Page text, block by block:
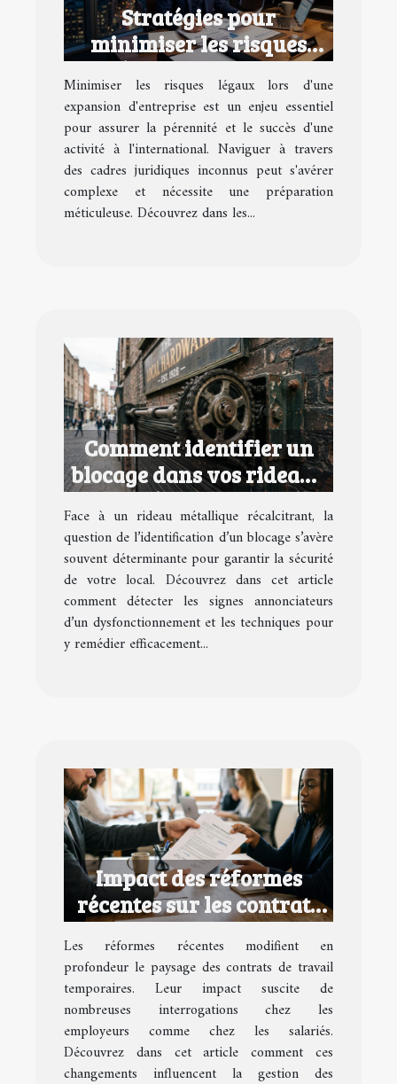
Stratégies pour
minimiser les risques
légaux lors d'une
expansion d'entreprise
Minimiser les risques légaux lors d'une
expansion d'entreprise est un enjeu essentiel
pour assurer la pérennité et le succès d'une
activité à l'international. Naviguer à travers
des cadres juridiques inconnus peut s'avérer
complexe et nécessite une préparation
méticuleuse. Découvrez dans les...
Comment identifier un
blocage dans vos rideaux
métalliques ?
Face à un rideau métallique récalcitrant, la
question de l’identification d’un blocage s’avère
souvent déterminante pour garantir la sécurité
de votre local. Découvrez dans cet article
comment détecter les signes annonciateurs
d’un dysfonctionnement et les techniques pour
y remédier efficacement...
Impact des réformes
récentes sur les contrats
de travail temporaires
Les réformes récentes modifient en
profondeur le paysage des contrats de travail
temporaires. Leur impact suscite de
nombreuses interrogations chez les
employeurs comme chez les salariés.
Découvrez dans cet article comment ces
changements influencent la gestion des